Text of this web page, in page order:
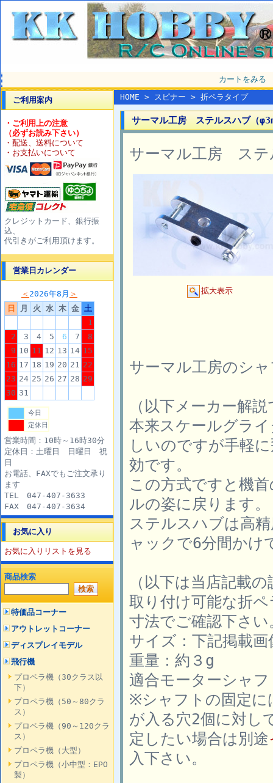
カートをみる
ご利用案内
・ご利用上の注意
（必ずお読み下さい）
・配送、送料について
・お支払いについて
クレジットカード、銀行振
込、
代引きがご利用頂けます。
営業日カレンダー
＜ 2026年8月 ＞
日
月 火 水 木 金 土
1
2
3 4 5 6 7
8
9 10 11 12 13 14 15
16 17 18 19 20 21 22
23 24 25 26 27 28 29
30 31
今日
定休日
営業時間：10時～16時30分
定休日：土曜日 日曜日 祝
日
お電話、FAXでもご注文承り
ます
TEL 047-407-3633
FAX 047-407-3634
お気に入り
お気に入りリストを見る
商品検索
特価品コーナー
アウトレットコーナー
ディスプレイモデル
飛行機
プロペラ機（30クラス以
下）
プロペラ機（50～80クラ
ス）
プロペラ機（90～120クラ
ス）
プロペラ機（大型）
プロペラ機（小中型：EPO
製）
HOME > スピナー > 折ペラタイプ
サーマル工房 ステルスハブ（
サーマル工房 ステ
拡大表示
サーマル工房のシ
（以下メーカー解
本来スケールグラ
しいのですが手軽
効です。
この方式ですと機
ルの姿に戻ります。
ステルスハブは高
ャックで6分間かけ
（以下は当店記載
取り付け可能な折
寸法でご確認下さい
サイズ：下記掲載
重量：約３g
適合モーターシャフ
※シャフトの固定に
が入る穴2個に対し
定したい場合は別途
入下さい。